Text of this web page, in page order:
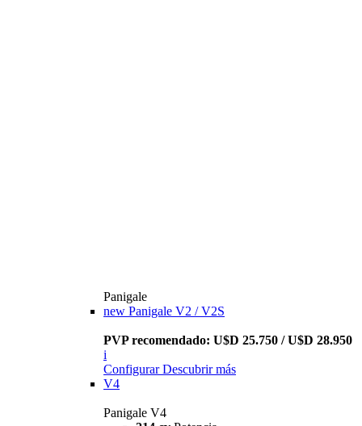
Panigale
new Panigale V2 / V2S
PVP recomendado: U$D 25.750 / U$D 28.950
i
Configurar Descubrir más
V4
Panigale V4